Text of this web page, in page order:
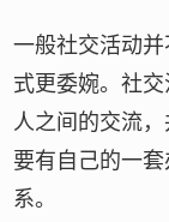
一般社交活动
式更委婉。社
人之间的交流
要有自己的一
系。